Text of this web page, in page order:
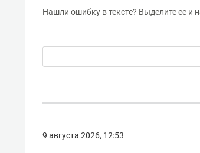
Нашли ошибку в тексте? Выделите ее и
9 августа 2026, 12:53